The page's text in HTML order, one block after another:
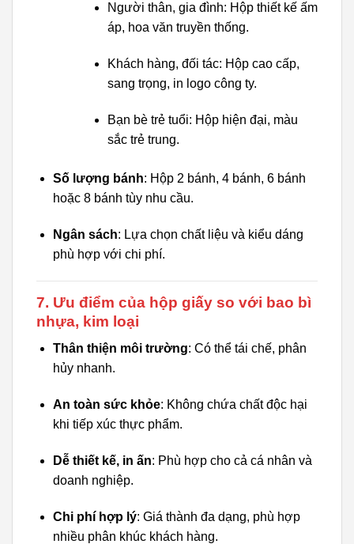
Người thân, gia đình: Hộp thiết kế ấm
áp, hoa văn truyền thống.
Khách hàng, đối tác: Hộp cao cấp,
sang trọng, in logo công ty.
Bạn bè trẻ tuổi: Hộp hiện đại, màu
sắc trẻ trung.
Số lượng bánh: Hộp 2 bánh, 4 bánh, 6 bánh
hoặc 8 bánh tùy nhu cầu.
Ngân sách: Lựa chọn chất liệu và kiểu dáng
phù hợp với chi phí.
7. Ưu điểm của hộp giấy so với bao bì
nhựa, kim loại
Thân thiện môi trường: Có thể tái chế, phân
hủy nhanh.
An toàn sức khỏe: Không chứa chất độc hại
khi tiếp xúc thực phẩm.
Dễ thiết kế, in ấn: Phù hợp cho cả cá nhân và
doanh nghiệp.
Chi phí hợp lý: Giá thành đa dạng, phù hợp
nhiều phân khúc khách hàng.